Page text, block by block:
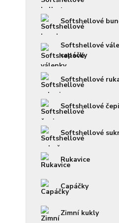
Softshellové
Softshellové
capáčky
Softshellové
Softshellové
Softshellové
Rukavice
Capáčky
Zimní kukly